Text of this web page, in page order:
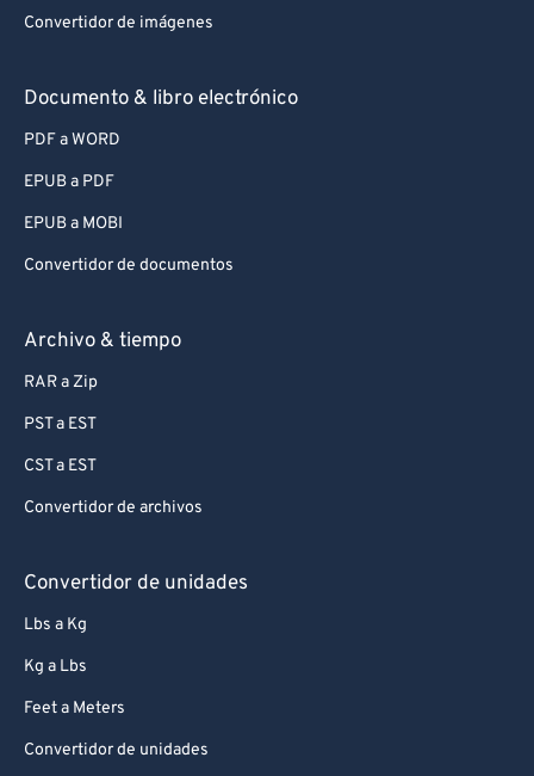
Convertidor de imágenes
Documento & libro electrónico
PDF a WORD
EPUB a PDF
EPUB a MOBI
Convertidor de documentos
Archivo & tiempo
RAR a Zip
PST a EST
CST a EST
Convertidor de archivos
Convertidor de unidades
Lbs a Kg
Kg a Lbs
Feet a Meters
Convertidor de unidades